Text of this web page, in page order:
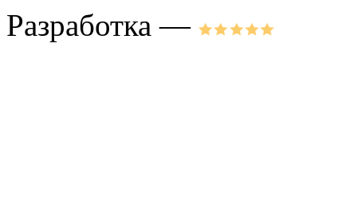
Разработка —